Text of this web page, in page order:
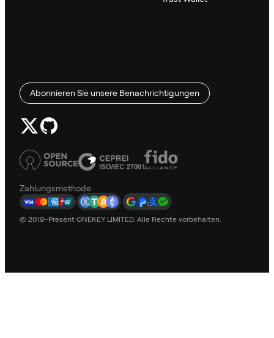
Abonnieren Sie unsere Benachrichtigungen
Zahlungsmethode
© 2019–Present ONEKEY LIMITED. Alle Rechte vorbehalten.